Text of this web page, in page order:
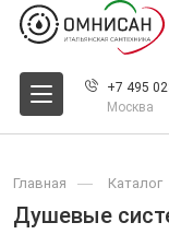
+7 495
Москва
Главная Каталог
Душевые